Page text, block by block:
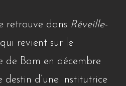
retrouve dans Réveille-
revient sur le
de Bam en décembre
destin d’une institutrice